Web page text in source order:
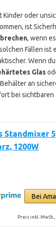
Kinder oder
ist
, wenn
Fällen ist
Wenn
Glas
an
bei sichtbaren
Standmixer
1200W
Bei
Preis inkl.